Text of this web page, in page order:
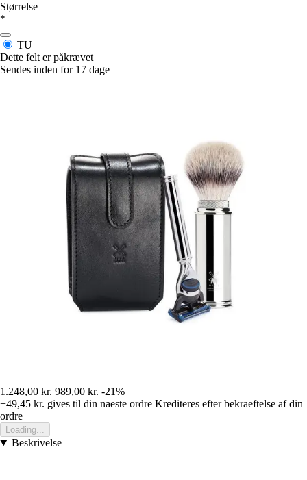
Størrelse
*
TU
Dette felt er påkrævet
Sendes inden for 17 dage
1.248,00 kr. 989,00 kr. -21%
+49,45 kr. gives til din naeste ordre Krediteres efter bekraeftelse af din
ordre
Loading...
Beskrivelse